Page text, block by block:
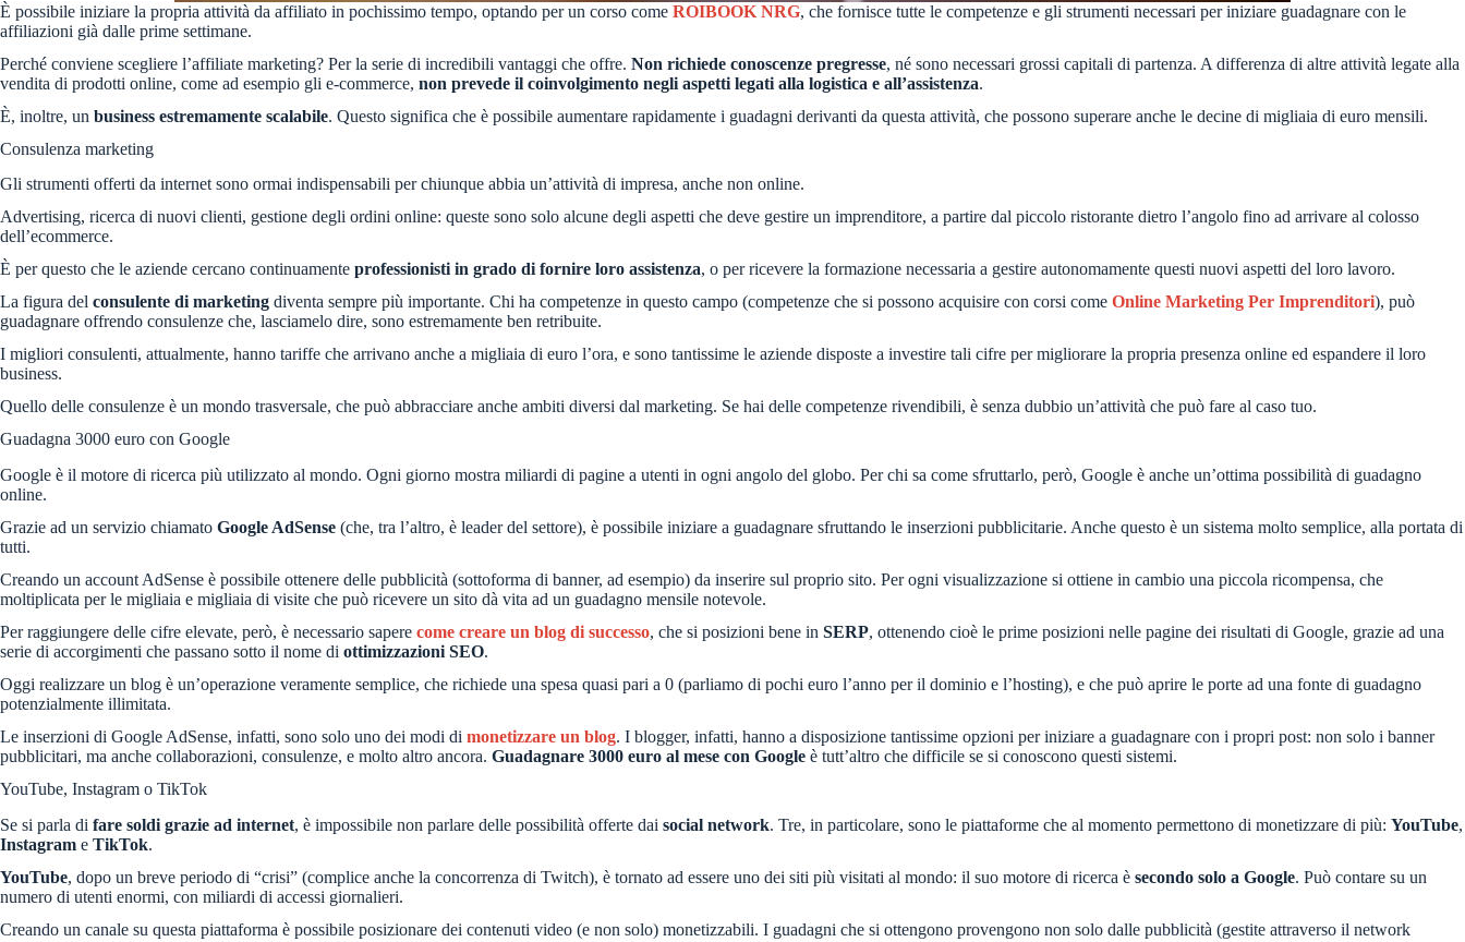
È possibile iniziare la propria attività da affiliato in pochissimo tempo, optando per un corso come ROIBOOK NRG, che fornisce tutte le competenze e gli strumenti necessari per iniziare guadagnare con le
affiliazioni già dalle prime settimane.
Perché conviene scegliere l’affiliate marketing? Per la serie di incredibili vantaggi che offre. Non richiede conoscenze pregresse, né sono necessari grossi capitali di partenza. A differenza di altre attività legate alla
vendita di prodotti online, come ad esempio gli e-commerce, non prevede il coinvolgimento negli aspetti legati alla logistica e all’assistenza.
È, inoltre, un business estremamente scalabile. Questo significa che è possibile aumentare rapidamente i guadagni derivanti da questa attività, che possono superare anche le decine di migliaia di euro mensili.
Consulenza marketing
Gli strumenti offerti da internet sono ormai indispensabili per chiunque abbia un’attività di impresa, anche non online.
Advertising, ricerca di nuovi clienti, gestione degli ordini online: queste sono solo alcune degli aspetti che deve gestire un imprenditore, a partire dal piccolo ristorante dietro l’angolo fino ad arrivare al colosso
dell’ecommerce.
È per questo che le aziende cercano continuamente professionisti in grado di fornire loro assistenza, o per ricevere la formazione necessaria a gestire autonomamente questi nuovi aspetti del loro lavoro.
La figura del consulente di marketing diventa sempre più importante. Chi ha competenze in questo campo (competenze che si possono acquisire con corsi come Online Marketing Per Imprenditori), può
guadagnare offrendo consulenze che, lasciamelo dire, sono estremamente ben retribuite.
I migliori consulenti, attualmente, hanno tariffe che arrivano anche a migliaia di euro l’ora, e sono tantissime le aziende disposte a investire tali cifre per migliorare la propria presenza online ed espandere il loro
business.
Quello delle consulenze è un mondo trasversale, che può abbracciare anche ambiti diversi dal marketing. Se hai delle competenze rivendibili, è senza dubbio un’attività che può fare al caso tuo.
Guadagna 3000 euro con Google
Google è il motore di ricerca più utilizzato al mondo. Ogni giorno mostra miliardi di pagine a utenti in ogni angolo del globo. Per chi sa come sfruttarlo, però, Google è anche un’ottima possibilità di guadagno
online.
Grazie ad un servizio chiamato Google AdSense (che, tra l’altro, è leader del settore), è possibile iniziare a guadagnare sfruttando le inserzioni pubblicitarie. Anche questo è un sistema molto semplice, alla portata di
tutti.
Creando un account AdSense è possibile ottenere delle pubblicità (sottoforma di banner, ad esempio) da inserire sul proprio sito. Per ogni visualizzazione si ottiene in cambio una piccola ricompensa, che
moltiplicata per le migliaia e migliaia di visite che può ricevere un sito dà vita ad un guadagno mensile notevole.
Per raggiungere delle cifre elevate, però, è necessario sapere come creare un blog di successo, che si posizioni bene in SERP, ottenendo cioè le prime posizioni nelle pagine dei risultati di Google, grazie ad una
serie di accorgimenti che passano sotto il nome di ottimizzazioni SEO.
Oggi realizzare un blog è un’operazione veramente semplice, che richiede una spesa quasi pari a 0 (parliamo di pochi euro l’anno per il dominio e l’hosting), e che può aprire le porte ad una fonte di guadagno
potenzialmente illimitata.
Le inserzioni di Google AdSense, infatti, sono solo uno dei modi di monetizzare un blog. I blogger, infatti, hanno a disposizione tantissime opzioni per iniziare a guadagnare con i propri post: non solo i banner
pubblicitari, ma anche collaborazioni, consulenze, e molto altro ancora. Guadagnare 3000 euro al mese con Google è tutt’altro che difficile se si conoscono questi sistemi.
YouTube, Instagram o TikTok
Se si parla di fare soldi grazie ad internet, è impossibile non parlare delle possibilità offerte dai social network. Tre, in particolare, sono le piattaforme che al momento permettono di monetizzare di più: YouTube,
Instagram e TikTok.
YouTube, dopo un breve periodo di “crisi” (complice anche la concorrenza di Twitch), è tornato ad essere uno dei siti più visitati al mondo: il suo motore di ricerca è secondo solo a Google. Può contare su un
numero di utenti enormi, con miliardi di accessi giornalieri.
Creando un canale su questa piattaforma è possibile posizionare dei contenuti video (e non solo) monetizzabili. I guadagni che si ottengono provengono non solo dalle pubblicità (gestite attraverso il network